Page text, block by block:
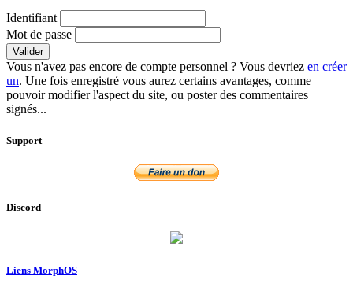
Identifiant
Mot de passe
Valider
Vous n'avez pas encore de compte personnel ? Vous devriez en créer
un. Une fois enregistré vous aurez certains avantages, comme
pouvoir modifier l'aspect du site, ou poster des commentaires
signés...
Support
Discord
Liens MorphOS